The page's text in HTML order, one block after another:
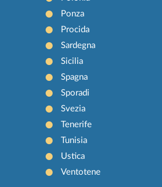
Ponza
Procida
Sardegna
Sicilia
Spagna
Sporadi
Svezia
Tenerife
Tunisia
Ustica
Ventotene